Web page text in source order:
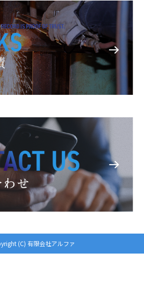
(C) 有限会社アルファ